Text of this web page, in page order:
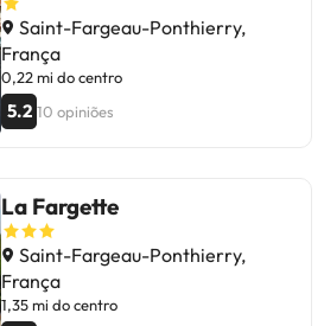
preço. Perfeito para uma escapada
sem complicações!
Saint-Fargeau-Ponthierry,
França
0,22 mi do centro
5.2 10 opiniões
La Fargette
Saint-Fargeau-Ponthierry,
França
1,35 mi do centro